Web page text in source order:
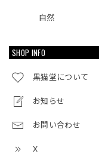
自然
SHOP INFO
黒猫堂について
お知らせ
お問い合わせ
X